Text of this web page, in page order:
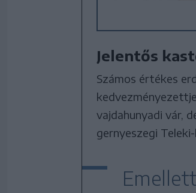
Jelentős
Számos értékes
vajdahunyadi vár,
gernyeszegi